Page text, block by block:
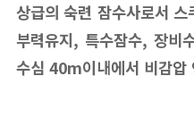
상급의 숙련 잠수사로서
부력유지, 특수잠수, 장비
수심 40m이내에서 비감압